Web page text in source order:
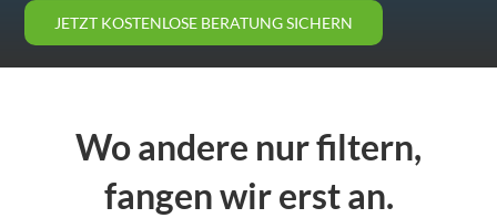
JETZT KOSTENLOSE BERATUNG SICHERN
Wo andere nur filtern,
fangen wir erst an.